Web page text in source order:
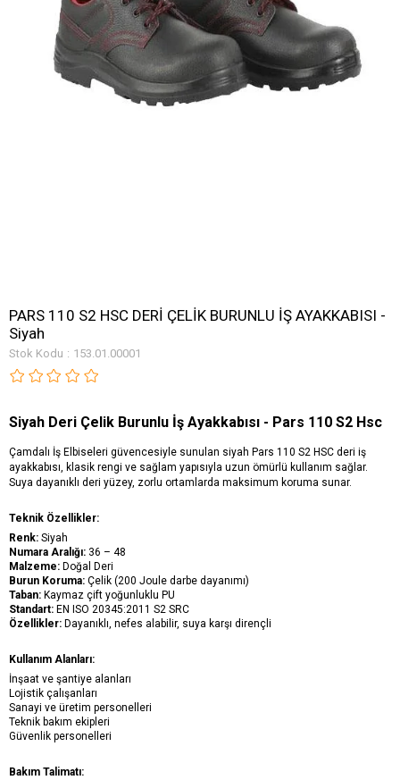
PARS 110 S2 HSC DERİ ÇELİK BURUNLU İŞ AYAKKABISI -
Siyah
Stok Kodu 153.01.00001
Siyah Deri Çelik Burunlu İş Ayakkabısı - Pars 110 S2 Hsc
Çamdalı İş Elbiseleri güvencesiyle sunulan siyah Pars 110 S2 HSC deri iş
ayakkabısı, klasik rengi ve sağlam yapısıyla uzun ömürlü kullanım sağlar.
Suya dayanıklı deri yüzey, zorlu ortamlarda maksimum koruma sunar.
Teknik Özellikler:
Renk: Siyah
Numara Aralığı: 36 – 48
Malzeme: Doğal Deri
Burun Koruma: Çelik (200 Joule darbe dayanımı)
Taban: Kaymaz çift yoğunluklu PU
Standart: EN ISO 20345:2011 S2 SRC
Özellikler: Dayanıklı, nefes alabilir, suya karşı dirençli
Kullanım Alanları:
İnşaat ve şantiye alanları
Lojistik çalışanları
Sanayi ve üretim personelleri
Teknik bakım ekipleri
Güvenlik personelleri
Bakım Talimatı: